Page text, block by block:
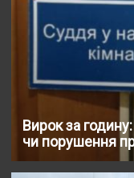
Вирок за
чи порушення